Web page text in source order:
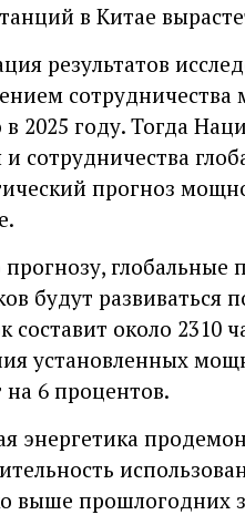
в Китае
результатов
сотрудничества
в 2025 году. Тогда
и сотрудничества
прогноз
прогнозу,
будут развиваться
составит около 2310
установленных
на 6 процентов.
энергетика
выше прошлогодних